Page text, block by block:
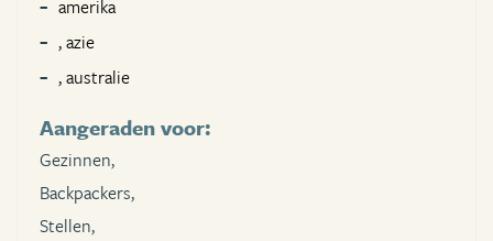
amerika
, azie
, australie
Aangeraden voor:
Gezinnen,
Backpackers,
Stellen,